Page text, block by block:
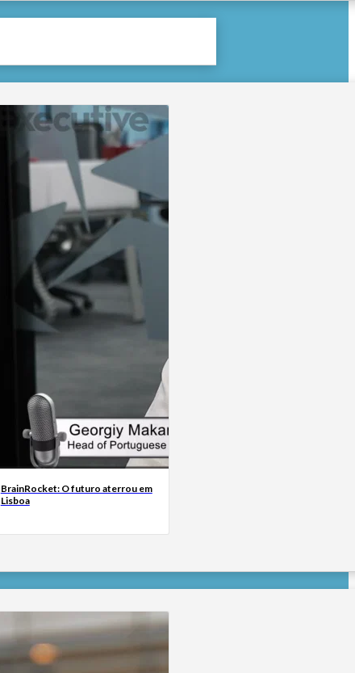
BrainRocket: O futuro aterrou em
Lisboa